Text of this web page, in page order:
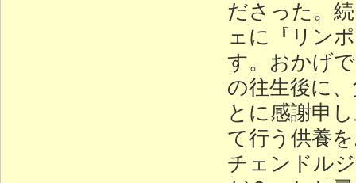
ださった。
ェに『リン
す。おかげ
の往生後に
とに感謝申
て行う供養
チェンドル